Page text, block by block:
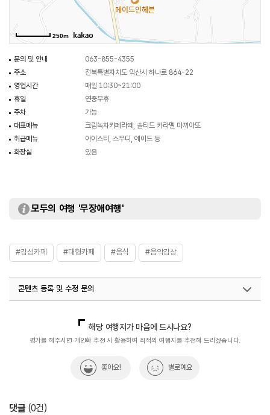
250m
문의 및 안내
063-855-4355
주소
전북특별자치도 익산시 하나로 864-22
영업시간
매일 10:30~21:00
휴일
연중무휴
주차
가능
대표메뉴
크림녹차카페라떼, 솔티드 카라멜 마끼아또
취급메뉴
아이스티, 스무디, 에이드 등
화장실
있음
모두의 여행 '무장애여행'
#감성카페 #대형카페 #음식 #음악감상
콘텐츠 등록 및 수정 문의
해당 여행지가 마음에 드시나요?
평가를 해주시면 개인화 추천 시 활용하여 최적의 여행지를 추천해 드리겠습니다.
좋아요! 별로예요
댓글 (0건)